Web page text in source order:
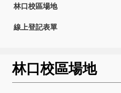
林口校區場地
線上登記表單
林口校區場地